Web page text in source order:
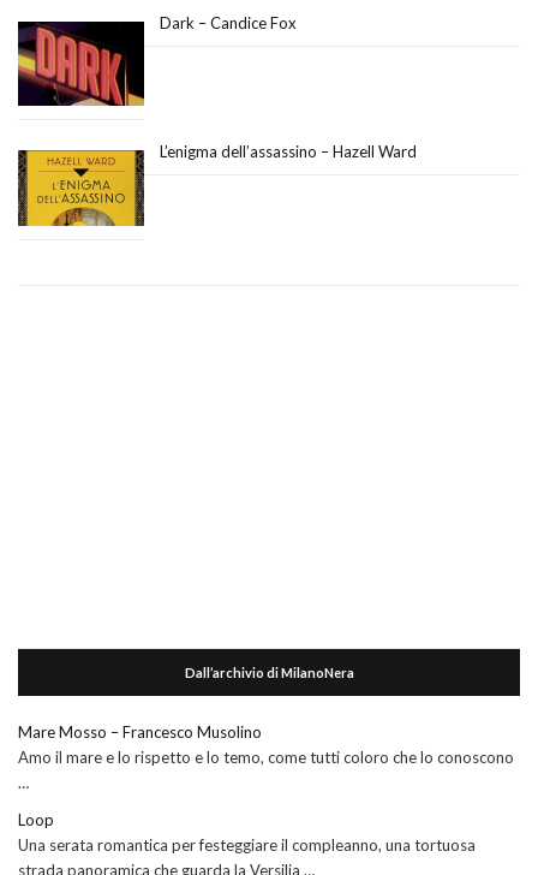
Dark – Candice Fox
L’enigma dell’assassino – Hazell Ward
Dall’archivio di MilanoNera
Mare Mosso – Francesco Musolino
Amo il mare e lo rispetto e lo temo, come tutti coloro che lo conoscono
…
Loop
Una serata romantica per festeggiare il compleanno, una tortuosa
strada panoramica che guarda la Versilia …